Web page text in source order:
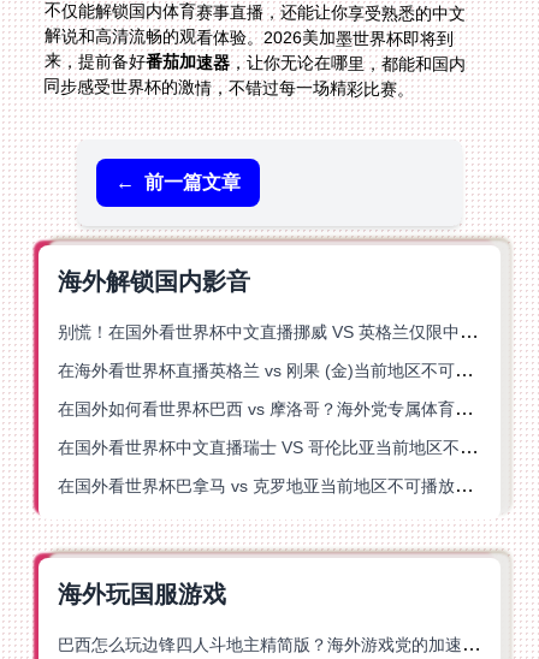
来，提前备好番茄加速器，让你无论在哪里，都能和国内
同步感受世界杯的激情，不错过每一场精彩比赛。
← 前一篇文章
海外解锁国内影音
别慌！在国外看世界杯中文直播挪威 VS 英格兰仅限中国大陆？这篇指南帮你搞定
在海外看世界杯直播英格兰 vs 刚果 (金)当前地区不可播放？这篇指南帮你突破所有限制
在国外如何看世界杯巴西 vs 摩洛哥？海外党专属体育观赛指南来了
在国外看世界杯中文直播瑞士 VS 哥伦比亚当前地区不可播放？这篇指南帮你搞定
在国外看世界杯巴拿马 vs 克罗地亚当前地区不可播放？这篇指南帮你轻松解决海外体育直播难题
海外玩国服游戏
巴西怎么玩边锋四人斗地主精简版？海外游戏党的加速器终极选择